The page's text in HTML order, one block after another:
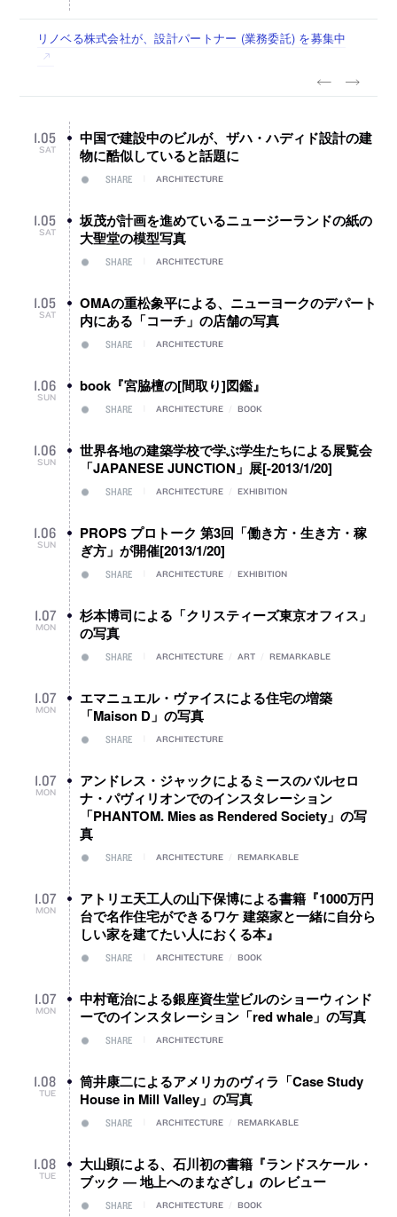
佐々木慧が主宰する「axonometric株式会社」が、設計スタ
ッフ（経験者・既卒・2027年新卒）を募集中
古民家を軸に全国で“価値循環の仕組み”を作り、リモートワ
ーク主体の働き方を実践する「株式会社つぎと」が、設計ス
リノベる株式会社が、設計パートナー (業務委託) を募集中
社会への影響力のある建築を手掛け、スタッフ同士で助け合
う環境づくりも行う「E.A.S.T.architects」が、設計スタッフ
代官山を拠点に活動する「梅澤竜也 / ALA INC.」が、設計ス
タッフ・アルバイト・事務職を募集中
1.05
SAT
中国で建設中のビルが、ザハ・ハディド設計の建
物に酷似していると話題に
SHARE ARCHITECTURE
1.05
SAT
坂茂が計画を進めているニュージーランドの紙の
大聖堂の模型写真
SHARE ARCHITECTURE
1.05
SAT
OMAの重松象平による、ニューヨークのデパート
内にある「コーチ」の店舗の写真
SHARE ARCHITECTURE
1.06
SUN
book『宮脇檀の[間取り]図鑑』
SHARE ARCHITECTURE BOOK
1.06
SUN
世界各地の建築学校で学ぶ学生たちによる展覧会
「JAPANESE JUNCTION」展[-2013/1/20]
SHARE ARCHITECTURE EXHIBITION
1.06
SUN
PROPS プロトーク 第3回「働き方・生き方・稼
ぎ方」が開催[2013/1/20]
SHARE ARCHITECTURE EXHIBITION
1.07
MON
杉本博司による「クリスティーズ東京オフィス」
の写真
SHARE ARCHITECTURE ART REMARKABLE
1.07
MON
エマニュエル・ヴァイスによる住宅の増築
「Maison D」の写真
SHARE ARCHITECTURE
1.07
MON
アンドレス・ジャックによるミースのバルセロ
ナ・パヴィリオンでのインスタレーション
「PHANTOM. Mies as Rendered Society」の写
真
SHARE ARCHITECTURE REMARKABLE
1.07
MON
アトリエ天工人の山下保博による書籍『1000万円
台で名作住宅ができるワケ 建築家と一緒に自分ら
しい家を建てたい人におくる本』
SHARE ARCHITECTURE BOOK
1.07
MON
中村竜治による銀座資生堂ビルのショーウィンド
ーでのインスタレーション「red whale」の写真
SHARE ARCHITECTURE
1.08
TUE
筒井康二によるアメリカのヴィラ「Case Study
House in Mill Valley」の写真
SHARE ARCHITECTURE REMARKABLE
1.08
TUE
大山顕による、石川初の書籍『ランドスケール・
ブック ― 地上へのまなざし』のレビュー
SHARE ARCHITECTURE BOOK